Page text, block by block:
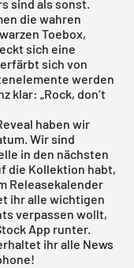
sind als sonst.
die wahren
Toebox,
sich eine
sich von
werden
klar: „Rock, don’t
haben wir
Wir sind
in den nächsten
die Kollektion habt,
Releasekalender
ihr alle wichtigen
verpassen wollt,
App runter.
ihr alle News